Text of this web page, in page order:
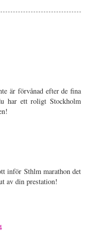
är förvånad efter de fina
har ett roligt Stockholm
inför Sthlm marathon det
av din prestation!